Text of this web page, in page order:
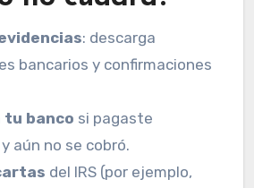
: descarga
bancarios y confirmaciones
tu banco si pagaste
y aún no se cobró.
del IRS (por ejemplo,